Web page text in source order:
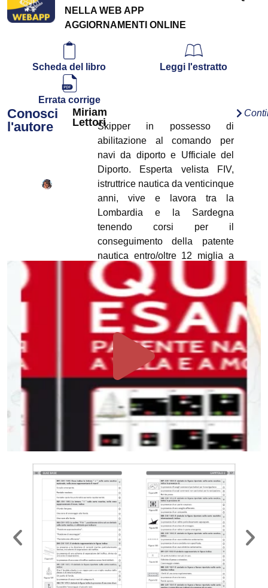
NELLA WEB APP
AGGIORNAMENTI ONLINE
Scheda del libro Leggi l'estratto
Errata corrige
Conosci
l'autore
Miriam
LettoriSkipper in possesso di
abilitazione al comando per
navi da diporto e Ufficiale del
Diporto. Esperta velista FIV,
istruttrice nautica da venticinque
anni, vive e lavora tra la
Lombardia e la Sardegna
tenendo corsi per il
conseguimento della patente
nautica entro/oltre 12 miglia a
vela e a motore e per navi da
diporto.
https://linktr.ee/miriamlettori